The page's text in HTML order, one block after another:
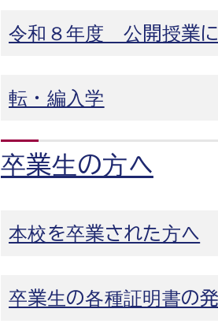
令和８年度 公開授業
転・編入学
卒業生の方へ
本校を卒業された方へ
卒業生の各種証明書の